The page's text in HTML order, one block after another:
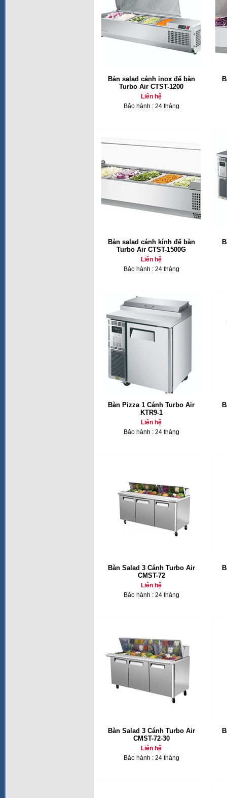
Bàn salad cánh inox để bàn
Turbo Air CTST-1200
Liên hệ
Bảo hành : 24 tháng
Bàn salad cánh kính để bàn
Turbo Air CTST-1500G
Liên hệ
Bảo hành : 24 tháng
Bàn Pizza 1 Cánh Turbo Air
KTR9-1
Liên hệ
Bảo hành : 24 tháng
Bàn Salad 3 Cánh Turbo Air
CMST-72
Liên hệ
Bảo hành : 24 tháng
Bàn Salad 3 Cánh Turbo Air
CMST-72-30
Liên hệ
Bảo hành : 24 tháng